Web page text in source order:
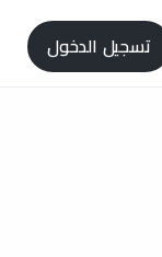
تسجيل الدخول